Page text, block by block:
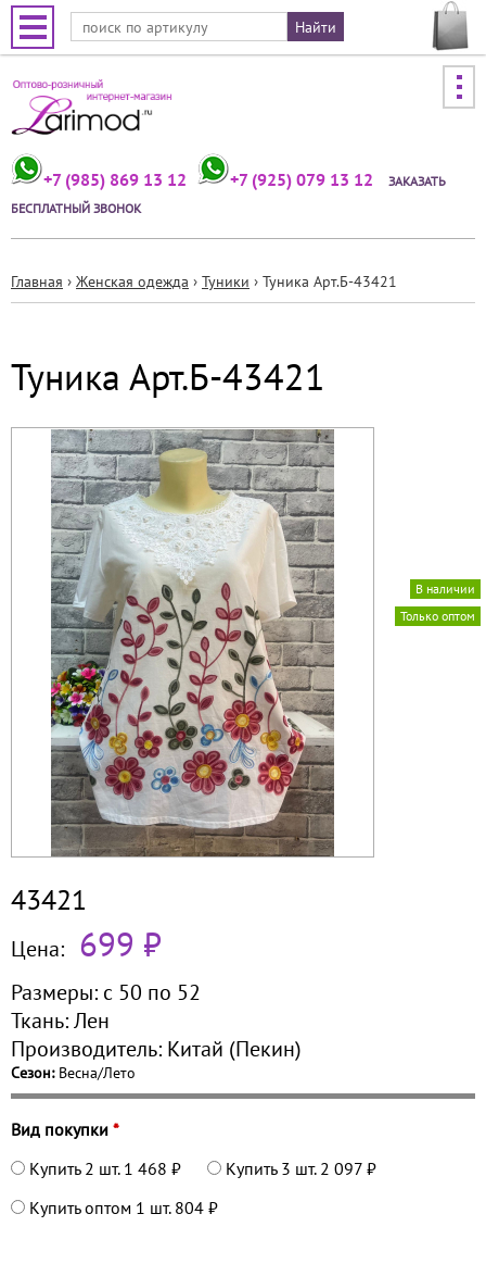
Jump to navigation
+7 (985) 869 13 12 +7 (925) 079 13 12
ЗАКАЗАТЬ
БЕСПЛАТНЫЙ ЗВОНОК
здесь
Главная › Женская одежда › Туники › Туника Арт.Б-43421
Туника Арт.Б-43421
Только оптом
В наличии
43421
Цена: 699 ₽
Размеры: с 50 по 52
Ткань:Лен
Производитель: Китай (Пекин)
Сезон: Весна/Лето
Вид покупки *
Купить 2 шт. 1 468 ₽ Купить 3 шт. 2 097 ₽
Купить оптом 1 шт. 804 ₽